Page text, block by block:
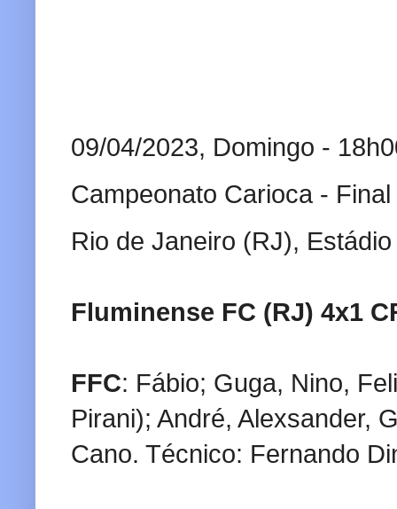
09/04/2023, Domingo -
Campeonato Carioca -
Rio de Janeiro (RJ),
Fluminense FC (RJ) 4x1
FFC: Fábio; Guga, Nino,
Pirani); André, Alexsander,
Cano. Técnico: Fernando